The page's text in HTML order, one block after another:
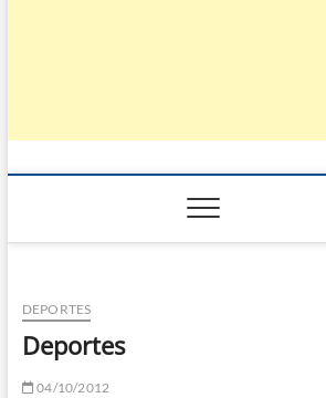
DEPORTES
Deportes
04/10/2012